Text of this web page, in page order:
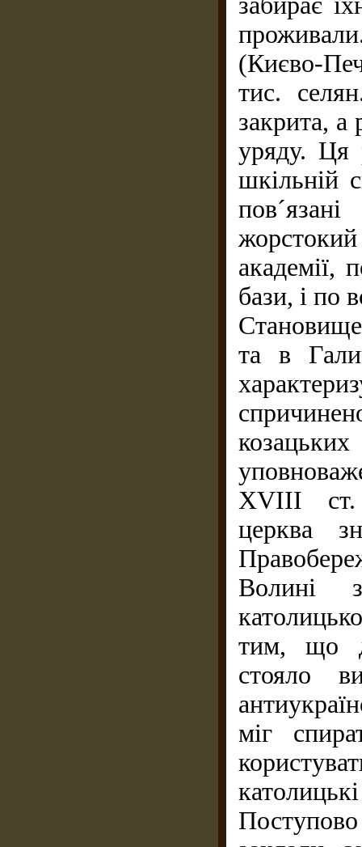
(Києво-
тис.
закрита,
уряду. Ця
шкільній
академії,
бази, і по
та в
XVIII ст.
церква
Волині
тим, що
стояло
міг